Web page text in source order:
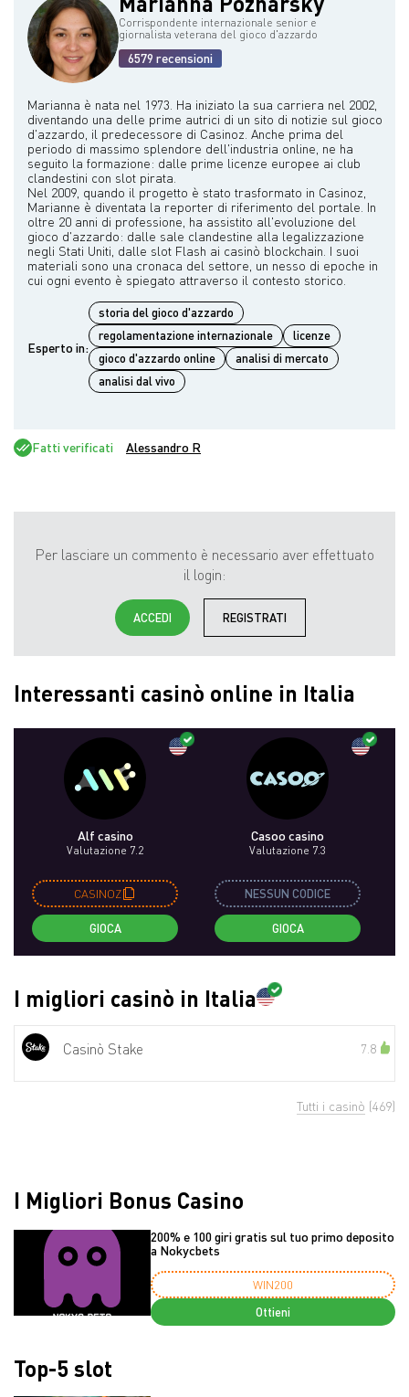
motivi morali.
Corrispondente internazionale senior e
giornalista veterana del gioco d'azzardo
6579 recensioni
Marianna è nata nel 1973. Ha iniziato la sua carriera nel 2002,
diventando una delle prime autrici di un sito di notizie sul gioco
d'azzardo, il predecessore di Casinoz. Anche prima del
periodo di massimo splendore dell'industria online, ne ha
seguito la formazione: dalle prime licenze europee ai club
clandestini con slot pirata.
Nel 2009, quando il progetto è stato trasformato in Casinoz,
Marianne è diventata la reporter di riferimento del portale. In
oltre 20 anni di professione, ha assistito all'evoluzione del
gioco d'azzardo: dalle sale clandestine alla legalizzazione
negli Stati Uniti, dalle slot Flash ai casinò blockchain. I suoi
materiali sono una cronaca del settore, un nesso di epoche in
Esperto in:
storia del gioco d'azzardo
regolamentazione internazionale
licenze
gioco d'azzardo online
analisi di mercato
analisi dal vivo
Fatti verificati Alessandro R
Per lasciare un commento è necessario aver effettuato
il login:
ACCEDI REGISTRATI
Interessanti casinò online in Italia
Alf casino
Valutazione 7.2
CASINOZ
GIOCA
Casoo casino
Valutazione 7.3
NESSUN CODICE
GIOCA
I migliori casinò in Italia
Casinò Stake 7.8
Tutti i casinò (469)
I Migliori Bonus Casino
200% e 100 giri gratis sul tuo primo deposito
a Nokycbets
WIN200
Ottieni
Top-5 slot